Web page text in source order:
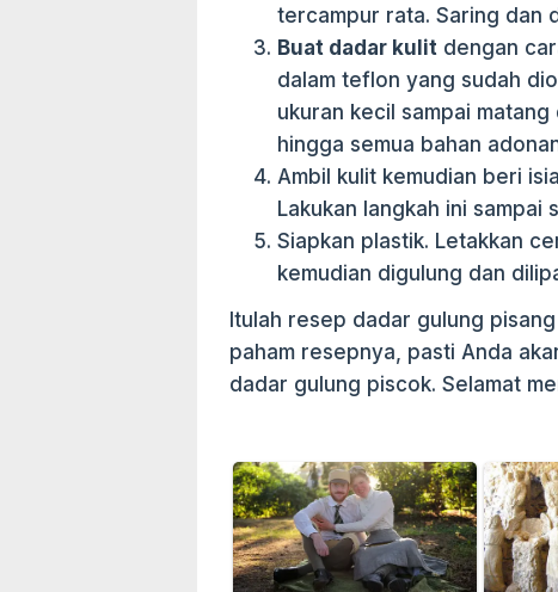
tercampur rata. Saring dan
Buat dadar kulit dengan
dalam teflon yang sudah
ukuran kecil sampai
hingga semua bahan
Ambil kulit kemudian beri
Lakukan langkah ini sampai
Siapkan plastik. Letakkan
kemudian digulung dan
Itulah resep dadar gulung
paham resepnya, pasti Anda
dadar gulung piscok. Selamat